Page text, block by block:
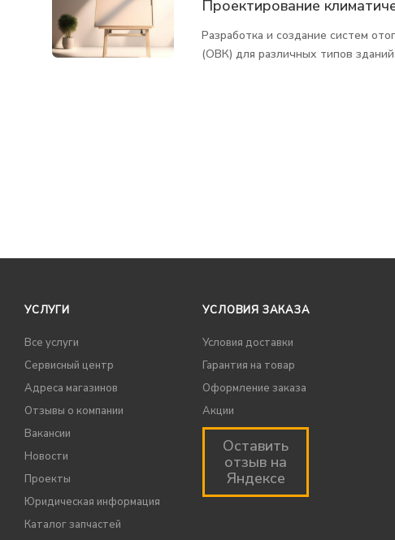
Проектирование
Разработка и создание систем
(ОВК) для различных типов
УСЛУГИ
Все услуги
Сервисный центр
Адреса магазинов
Отзывы о компании
Вакансии
Новости
Проекты
Юридическая информация
Каталог запчастей
УСЛОВИЯ ЗАКАЗА
Условия доставки
Гарантия на товар
Оформление заказа
Акции
Оставить
отзыв на
Яндексе